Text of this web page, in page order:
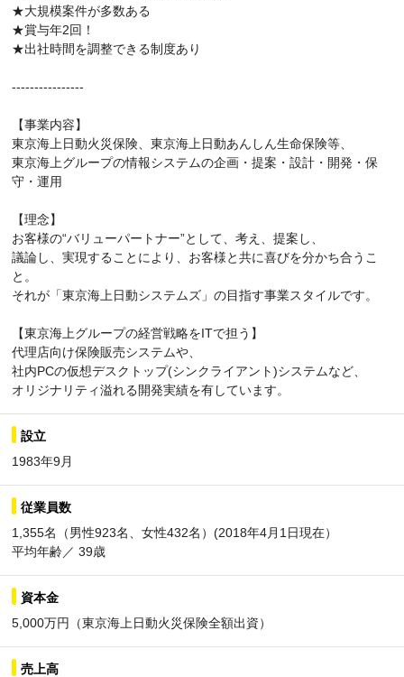
★大規模案件が多数ある
★賞与年2回！
★出社時間を調整できる制度あり
----------------
【事業内容】
東京海上日動火災保険、東京海上日動あんしん生命保険等、
東京海上グループの情報システムの企画・提案・設計・開発・保
守・運用
【理念】
お客様の“バリューパートナー”として、考え、提案し、
議論し、実現することにより、お客様と共に喜びを分かち合うこ
と。
それが「東京海上日動システムズ」の目指す事業スタイルです。
【東京海上グループの経営戦略をITで担う】
代理店向け保険販売システムや、
社内PCの仮想デスクトップ(シンクライアント)システムなど、
オリジナリティ溢れる開発実績を有しています。
設立
1983年9月
従業員数
1,355名（男性923名、女性432名）(2018年4月1日現在）
平均年齢／ 39歳
資本金
5,000万円（東京海上日動火災保険全額出資）
売上高